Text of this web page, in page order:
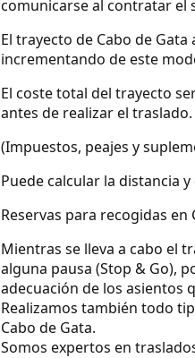
comunicarse al contratar el
El trayecto de Cabo de
incrementando de este
El coste total del trayecto
antes de realizar el traslado.
(Impuestos, peajes y
Puede calcular la distancia
Reservas para recogidas
Mientras se lleva a cabo el
alguna pausa (Stop & Go),
adecuación de los asientos
Realizamos también todo
Cabo de Gata.
Somos expertos en